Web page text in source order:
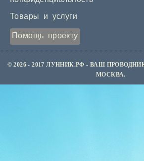
Товары и услуги
Помощь проекту
© 2026 - 2017 ЛУННИК.РФ - ВАШ
МОСКВА.